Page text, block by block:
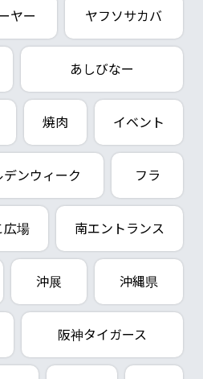
ヤー ヤフソサカバ
あしびなー
焼肉 イベント
デンウィーク フラ
広場 南エントランス
沖展 沖縄県
阪神タイガース